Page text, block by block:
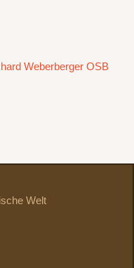
Weberberger OSB
Welt